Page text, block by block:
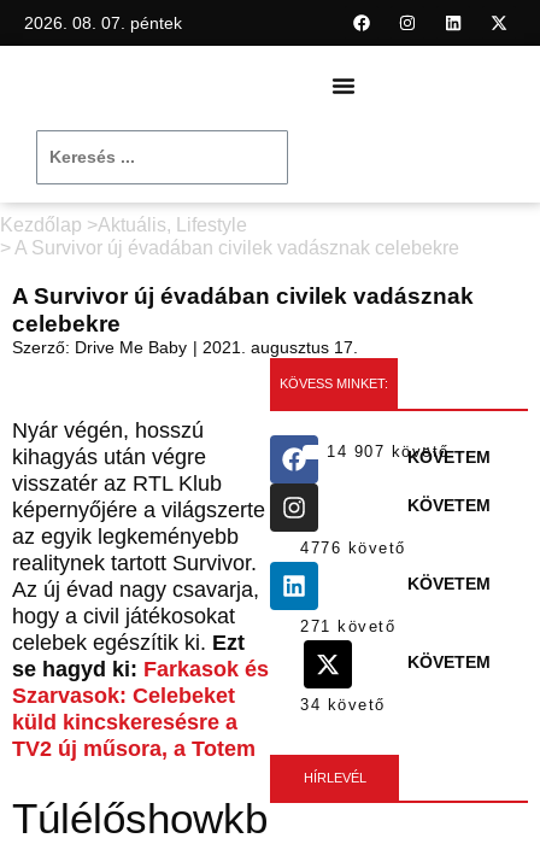
2026. 08. 07. péntek
Kezdőlap >Aktuális,
Lifestyle
> A Survivor új évadában civilek vadásznak celebekre
A Survivor új évadában civilek vadásznak
celebekre
Szerző: Drive Me Baby | 2021. augusztus 17.
Nyár végén, hosszú
kihagyás után végre
visszatér az RTL Klub
képernyőjére a világszerte
az egyik legkeményebb
realitynek tartott Survivor.
Az új évad nagy csavarja,
hogy a civil játékosokat
celebek egészítik ki. Ezt
se hagyd ki: Farkasok és
Szarvasok: Celebeket
küld kincskeresésre a
TV2 új műsora, a Totem
Túlélőshowkb
KÖVESS MINKET:
14 907 követőKÖVETEM
4776 követő
KÖVETEM
271 követő
KÖVETEM
34 követő
KÖVETEM
HÍRLEVÉL